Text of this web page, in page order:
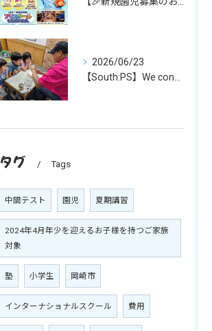
2026/06/23
タグ Tags
中間テスト 園児 夏期講習
2024年4月年少を迎えるお子様を持つご家族
対象
塾 小学生 岡崎市
インターナショナルスクール 費用